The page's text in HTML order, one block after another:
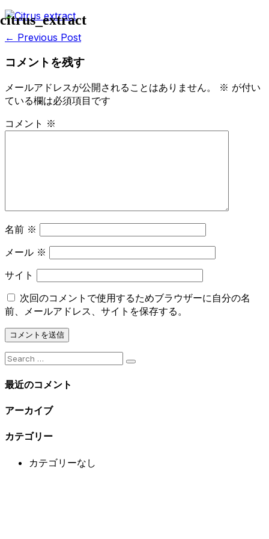
Skip
to
content
citrus_extract
Post
← Previous Post
コメントを残す
メールアドレスが公開されることはありません。 ※ が付い
ている欄は必須項目です
コメント ※
名前 ※
メール ※
サイト
次回のコメントで使用するためブラウザーに自分の名
前、メールアドレス、サイトを保存する。
Search
最近のコメント
アーカイブ
カテゴリー
カテゴリーなし